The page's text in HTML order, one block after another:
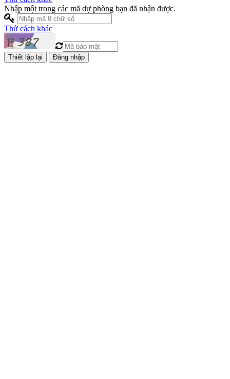
Nhập một trong các mã dự phòng bạn đã nhận được.
Thử cách khác
Đăng nhập